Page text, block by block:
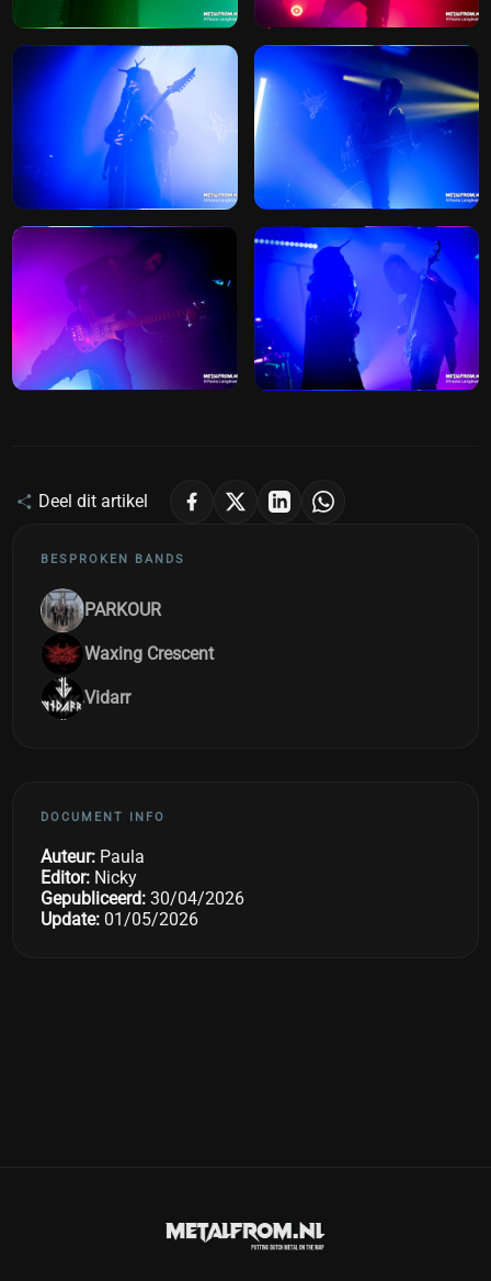
Deel dit artikel
BESPROKEN BANDS
PARKOUR
Waxing Crescent
Vidarr
DOCUMENT INFO
Auteur: Paula
Editor: Nicky
Gepubliceerd: 30/04/2026
Update: 01/05/2026